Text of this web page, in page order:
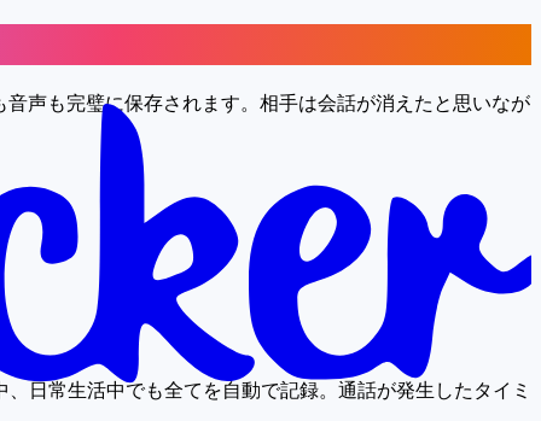
声も完璧に保存されます。相手は会話が消えたと思いなが
日常生活中でも全てを自動で記録。通話が発生したタイミ